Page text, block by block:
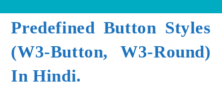
Predefined Button Styles
(w3-Button, W3-Round)
In Hindi.